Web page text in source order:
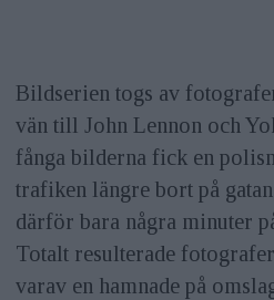
Bildserien togs av
vän till John Lennon och
fånga bilderna fick en
trafiken längre bort på
därför bara några minuter
Totalt resulterade
varav en hamnade på